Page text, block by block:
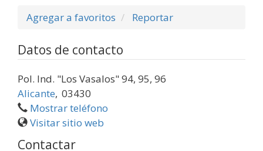
Agregar a favoritos
Reportar
Datos de contacto
Pol. Ind. "Los Vasalos" 94, 95, 96
Alicante, 03430
Mostrar teléfono
Visitar sitio web
Contactar